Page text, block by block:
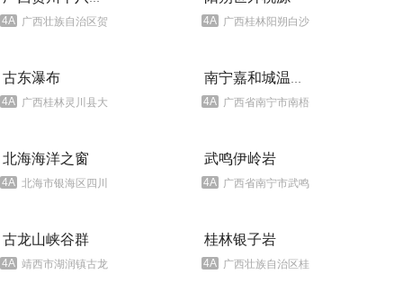
4A 广西壮族自治区贺州市平桂区黄田镇路花村 4A 广西桂林阳朔白沙镇桂阳公路
古东瀑布
4A 广西桂林灵川县大圩镇古东村蝴蝶山麓
南宁嘉和城温泉谷
4A 广西省南宁市南梧大道嘉和城内
北海海洋之窗
4A 北海市银海区四川南路中段
武鸣伊岭岩
4A 广西省南宁市武鸣县双桥镇伊岭村
古龙山峡谷群
4A 靖西市湖润镇古龙山峡谷群景区
桂林银子岩
4A 广西壮族自治区桂林市荔浦县马岭镇银子岩景区